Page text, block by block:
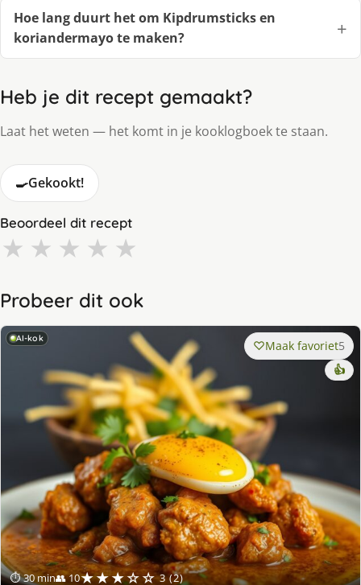
Hoe lang duurt het om Kipdrumsticks en
koriandermayo te maken?
Heb je dit recept gemaakt?
Laat het weten — het komt in je kooklogboek te staan.
🍳Gekookt!
Beoordeel dit recept
★ ★ ★ ★ ★
Probeer dit ook
AI-kok
⏱ 30 min👥 10★★★☆☆ 3 (2)
Maak favoriet5
👍